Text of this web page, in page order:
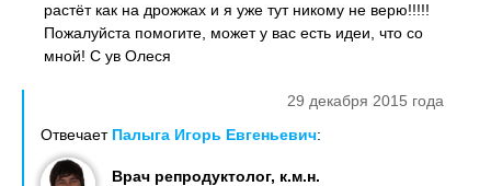
растёт как на дрожжах и я уже тут никому не верю!!!!!
Пожалуйста помогите, может у вас есть идеи, что со
мной! С ув Олеся
29 декабря 2015 года
Отвечает Палыга Игорь Евгеньевич:
Врач репродуктолог, к.м.н.